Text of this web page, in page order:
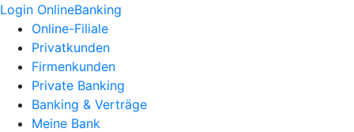
Login OnlineBanking
Online-Filiale
Privatkunden
Firmenkunden
Private Banking
Banking & Verträge
Meine Bank